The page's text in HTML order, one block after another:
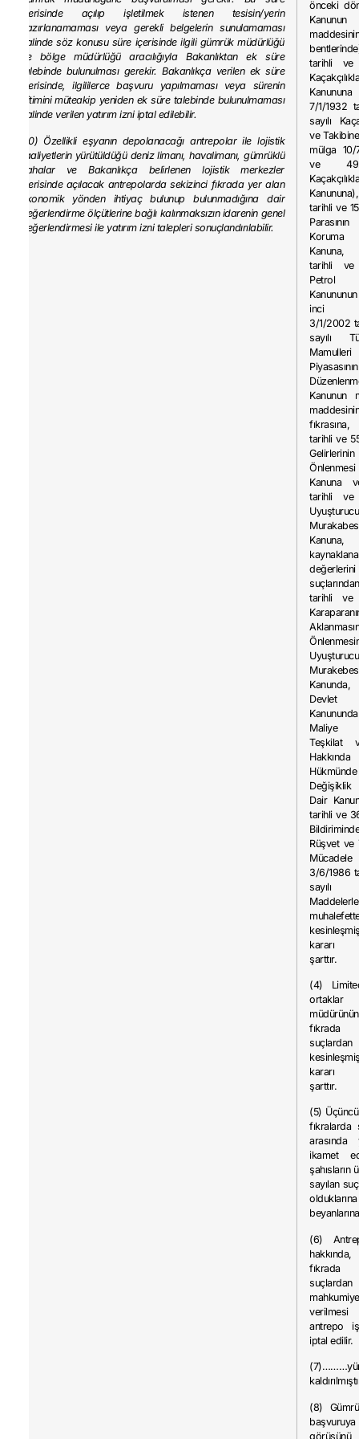
içerisinde açılıp işletilmek istenen tesisin/yerin
hazırlanamaması veya gerekli belgelerin sunulamaması
halinde söz konusu süre içerisinde ilgili gümrük müdürlüğü
ve bölge müdürlüğü aracılığıyla Bakanlıktan ek süre
talebinde bulunulması gerekir. Bakanlıkça verilen ek süre
içerisinde, ilgililerce başvuru yapılmaması veya sürenin
bitimini müteakip yeniden ek süre talebinde bulunulmaması
halinde verilen yatırım izni iptal edilebilir.
(10) Özellikli eşyanın depolanacağı antrepolar ile lojistik
faaliyetlerin yürütüldüğü deniz limanı, havalimanı, gümrüklü
sahalar ve Bakanlıkça belirlenen lojistik merkezler
içerisinde açılacak antrepolarda sekizinci fıkrada yer alan
ekonomik yönden ihtiyaç bulunup bulunmadığına dair
değerlendirme ölçütlerine bağlı kalınmaksızın idarenin genel
değerlendirmesi ile yatırım izni talepleri sonuçlandırılabilir.
önceki
tarihli ve
7/1/1932
sayılı
ve
mülga
ve
tarihli ve
Koruma
tarihli ve
Petrol
inci
3/1/2002
sayılı
Piyasasının
Kanunun
tarihli ve
Gelirlerinin
Kanuna
tarihli ve
tarihli ve
Devlet
Maliye
Teşkilat
Değişiklik
Dair
tarihli ve
Rüşvet ve
3/6/1986
sayılı
kararı
şarttır.
(4)
kararı
şarttır.
(5)
fıkralarda
arasında
ikamet
şahısların
sayılan
(6)
antrepo
iptal edilir.
(8)